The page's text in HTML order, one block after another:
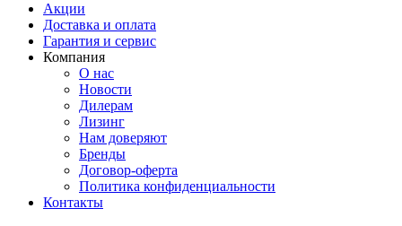
Акции
Доставка и оплата
Гарантия и сервис
Компания
О нас
Новости
Дилерам
Лизинг
Нам доверяют
Бренды
Договор-оферта
Политика конфиденциальности
Контакты